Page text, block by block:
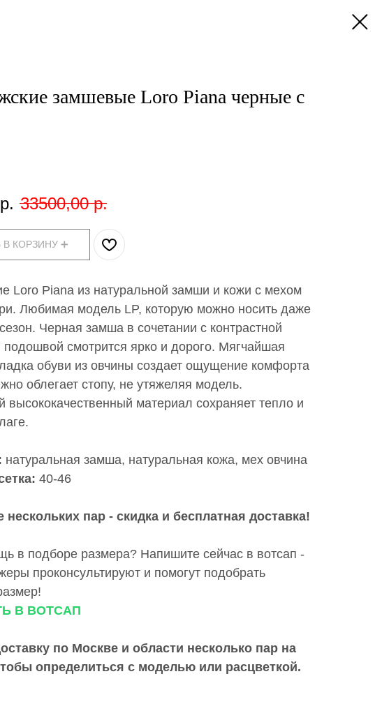
замшевые Loro Piana черные с
р. 33500,00 р.
КОРЗИНУ ➕
Loro Piana из натуральной замши и кожи с мехом
Любимая модель LP, которую можно носить даже
Черная замша в сочетании с контрастной
подошвой смотрится ярко и дорого. Мягчайшая
обуви из овчины создает ощущение комфорта
облегает стопу, не утяжеляя модель.
высококачественный материал сохраняет тепло и
натуральная замша, натуральная кожа, мех овчина
40-46
нескольких пар - скидка и бесплатная доставка!
в подборе размера? Напишите сейчас в вотсап -
проконсультируют и помогут подобрать
В ВОТСАП
по Москве и области несколько пар на
определиться с моделью или расцветкой.